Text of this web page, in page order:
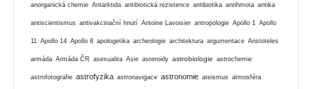
anorganická chemie Antarktida antibiotická rezistence antibiotika antihmota antika
antiscientismus antivakcinační hnutí Antoine Lavoisier antropologie Apollo 1 Apollo
11 Apollo 14 Apollo 8 apologetika archeologie architektura argumentace Aristoteles
armáda Armáda ČR asexualita Asie asteroidy astrobiologie astrochemie
astrofotografie astrofyzika astronavigace astronomie ateismus atmosféra